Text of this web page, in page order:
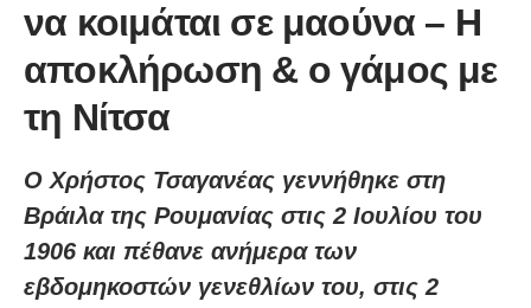
να κοιμάται σε μαούνα – Η
αποκλήρωση & ο γάμος με
τη Νίτσα
Ο Χρήστος Τσαγανέας γεννήθηκε στη
Βράιλα της Ρουμανίας στις 2 Ιουλίου του
1906 και πέθανε ανήμερα των
εβδομηκοστών γενεθλίων του, στις 2